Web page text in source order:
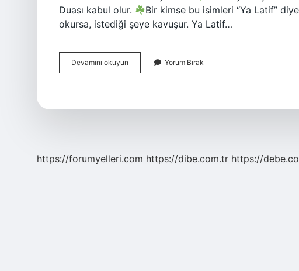
Duası kabul olur.
Bir kimse bu isimleri “Ya Latif”
okursa, istediği şeye kavuşur. Ya Latif…
Devamını okuyun Kuranda
Ya
Yorum Bırak
https://forumyelleri.com https://dibe.com.tr https://